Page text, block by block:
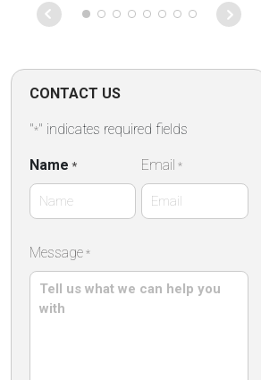
CONTACT US
"*" indicates required fields
Name *
Name
Email *
Message *